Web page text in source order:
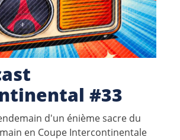
#33
d'un énième sacre du
en Coupe Intercontinentale